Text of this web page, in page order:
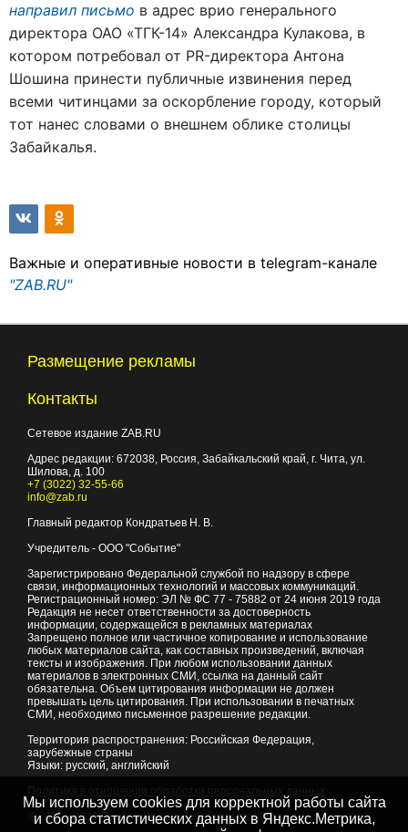
направил письмо в адрес врио генерального
директора ОАО «ТГК-14» Александра Кулакова, в
котором потребовал от PR-директора Антона
Шошина принести публичные извинения перед
всеми читинцами за оскорбление городу, который
тот нанес словами о внешнем облике столицы
Забайкалья.
Важные и оперативные новости в telegram-канале
"ZAB.RU"
Размещение рекламы
Контакты
Сетевое издание ZAB.RU
Адрес редакции: 672038, Россия, Забайкальский край, г. Чита, ул.
Шилова, д. 100
+7 (3022) 32-55-66
info@zab.ru
Главный редактор Кондратьев Н. В.
Учредитель - ООО "Событие"
Зарегистрировано Федеральной службой по надзору в сфере
связи, информационных технологий и массовых коммуникаций.
Регистрационный номер: ЭЛ № ФС 77 - 75882 от 24 июня 2019 года
Редакция не несет ответственности за достоверность
информации, содержащейся в рекламных материалах
Запрещено полное или частичное копирование и использование
любых материалов сайта, как составных произведений, включая
тексты и изображения. При любом использовании данных
материалов в электронных СМИ, ссылка на данный сайт
обязательна. Объем цитирования информации не должен
превышать цель цитирования. При использовании в печатных
СМИ, необходимо письменное разрешение редакции.
Территория распространения: Российская Федерация,
зарубежные страны
Языки: русский, английский
© 2007 - 2026Портал Читы и Забайкальского края
Мы используем cookies для корректной работы сайта
и сбора статистических данных в Яндекс.Метрика,